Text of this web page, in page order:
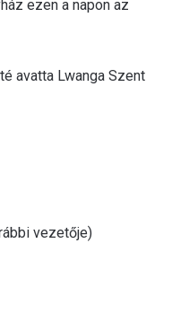
ezen a napon az
avatta Lwanga Szent
vezetője)